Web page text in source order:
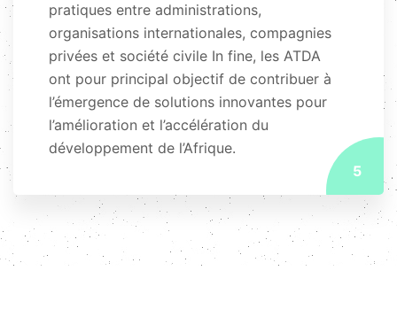
pratiques entre administrations,
organisations internationales, compagnies
privées et société civile In fine, les ATDA
ont pour principal objectif de contribuer à
l’émergence de solutions innovantes pour
l’amélioration et l’accélération du
développement de l’Afrique.
5